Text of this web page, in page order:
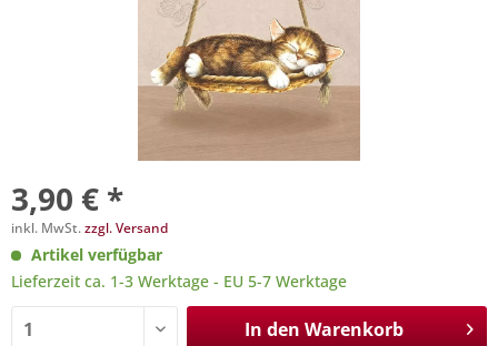
3,90 € *
inkl. MwSt.zzgl. Versand
Artikel verfügbar
Lieferzeit ca. 1-3 Werktage - EU 5-7 Werktage
In den Warenkorb